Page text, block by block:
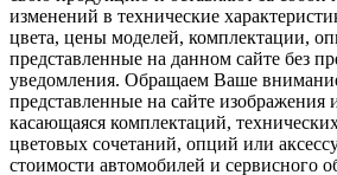
изменений в технические
цвета, цены моделей, комплектации,
представленные на данном сайте без
уведомления. Обращаем Ваше
представленные на сайте изображения
касающаяся комплектаций,
цветовых сочетаний, опций или
стоимости автомобилей и сервисного